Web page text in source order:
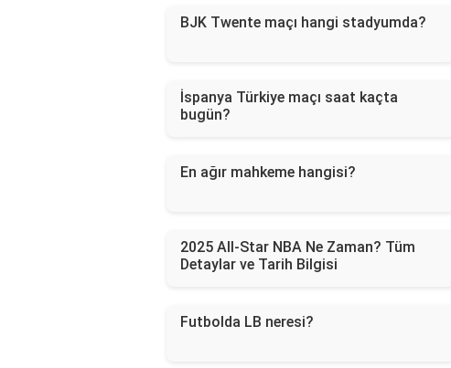
BJK Twente maçı hangi stadyumda?
İspanya Türkiye maçı saat kaçta
bugün?
En ağır mahkeme hangisi?
2025 All-Star NBA Ne Zaman? Tüm
Detaylar ve Tarih Bilgisi
Futbolda LB neresi?